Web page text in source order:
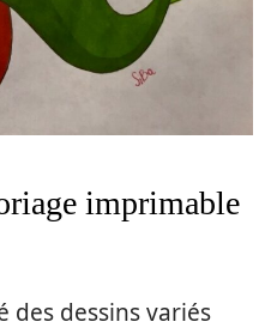
imprimable
des dessins variés